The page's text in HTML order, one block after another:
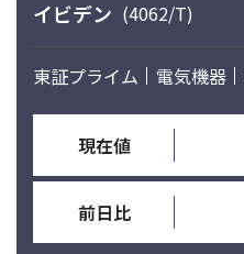
イビデン (4062/T)
東証プライム 電気機器
現在値
前日比